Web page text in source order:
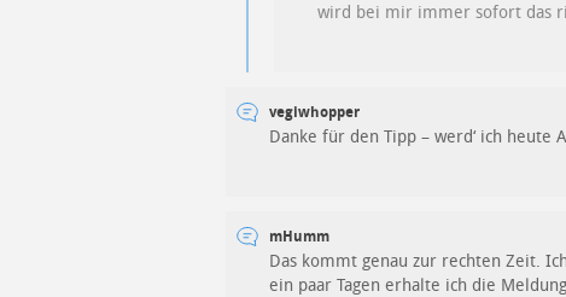
wird bei mir immer sofort das
vegiwhopper
Danke für den Tipp – werd‘ ich heute
mHumm
Das kommt genau zur rechten Zeit.
ein paar Tagen erhalte ich die